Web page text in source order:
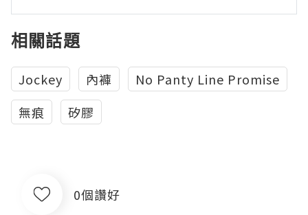
相關話題
Jockey 內褲
No Panty Line Promise
無痕
矽膠
0個讚好